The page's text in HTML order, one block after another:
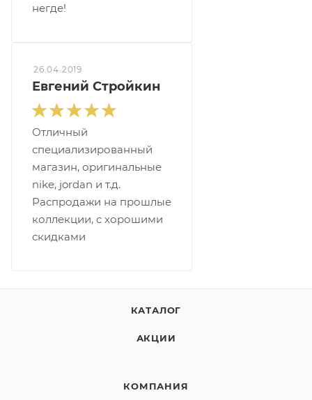
негде!
26.04.2019
Евгений Стройкин
Отличный
специализированный
магазин, оригинальные
nike, jordan и т.д.
Распродажи на прошлые
коллекции, с хорошими
скидками
КАТАЛОГ
АКЦИИ
КОМПАНИЯ